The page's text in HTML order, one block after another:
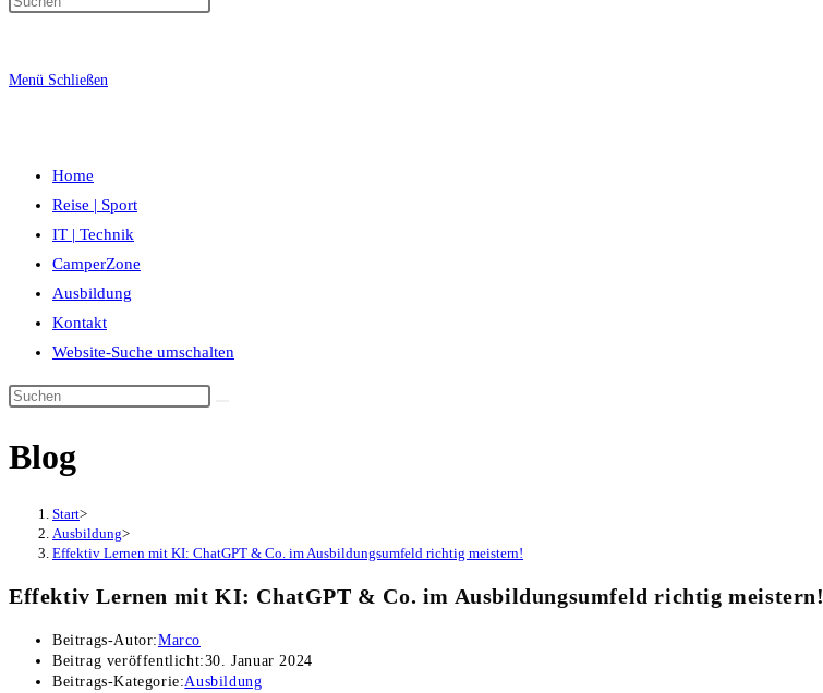
Menü Schließen
Home
Reise | Sport
IT | Technik
CamperZone
Ausbildung
Kontakt
Website-Suche umschalten
Blog
Start>
Ausbildung>
Effektiv Lernen mit KI: ChatGPT & Co. im Ausbildungsumfeld richtig meistern!
Effektiv Lernen mit KI: ChatGPT & Co. im Ausbildungsumfeld richtig meistern!
Beitrags-Autor:Marco
Beitrag veröffentlicht:30. Januar 2024
Beitrags-Kategorie:Ausbildung